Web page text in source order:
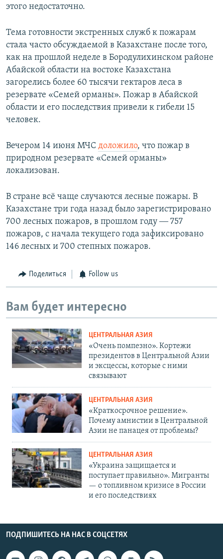
этого недостаточно.
Тема готовности экстренных служб к пожарам
стала часто обсуждаемой в Казахстане после того,
как на прошлой неделе в Бородулихинском районе
Абайской области на востоке Казахстана
загорелись более 60 тысячи гектаров леса в
резервате «Семей орманы». Пожар в Абайской
области и его последствия привели к гибели 15
человек.
Вечером 14 июня МЧС доложило, что пожар в
природном резервате «Семей орманы»
локализован.
В стране всё чаще случаются лесные пожары. В
Казахстане три года назад было зарегистрировано
700 лесных пожаров, в прошлом году ― 757
пожаров, с начала текущего года зафиксировано
146 лесных и 700 степных пожаров.
Поделиться Follow us
Вам будет интересно
ЦЕНТРАЛЬНАЯ АЗИЯ
«Очень помпезно». Кортежи
президентов в Центральной Азии
и эксцессы, которые с ними
связывают
ЦЕНТРАЛЬНАЯ АЗИЯ
«Краткосрочное решение».
Почему амнистии в Центральной
Азии не панацея от проблемы?
ЦЕНТРАЛЬНАЯ АЗИЯ
«Украина защищается и
поступает правильно». Мигранты
— о топливном кризисе в России
и его последствиях
ПОДПИШИТЕСЬ НА НАС В СОЦСЕТЯХ